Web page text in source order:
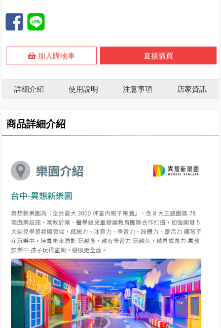
直接購買
加入購物車
詳細介紹 使用說明 注意事項 店家資訊
商品詳細介紹